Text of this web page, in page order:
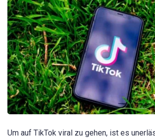
Um auf TikTok viral zu gehen, ist es